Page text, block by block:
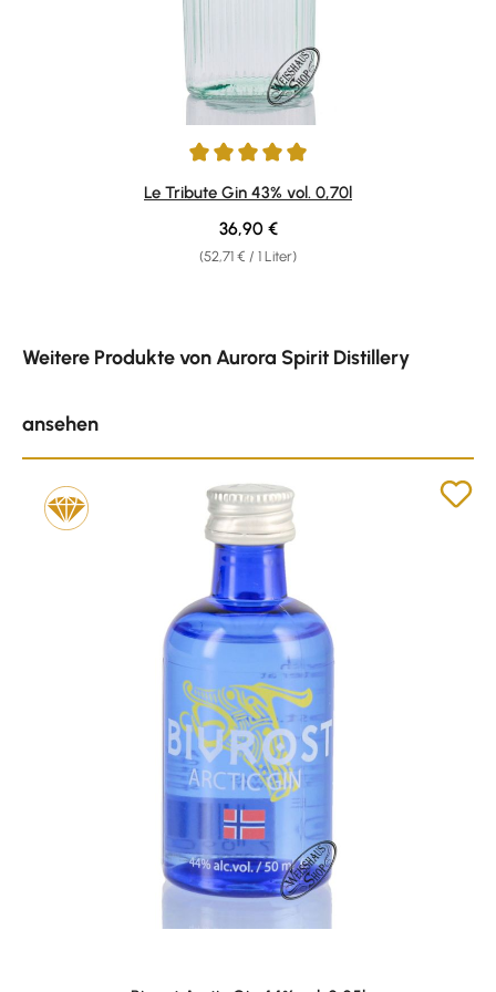
Durchschnittliche Bewertung von 4.91 von 5 Sternen
Le Tribute Gin 43% vol. 0,70l
(52,71 € / 1 Liter)
Regulärer Preis:
36,90 €
Weitere Produkte von Aurora Spirit Distillery
ansehen